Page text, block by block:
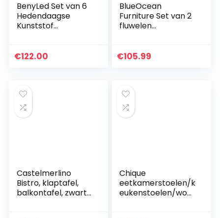
BenyLed Set van 6
Hedendaagse
Kunststof
Zijstoel voor
€122.00
BlueOcean
Furniture Set van 2
fluwelen
toonbank,
€105.99
Castelmerlino
Bistro, klaptafel,
balkontafel, zwarte
Chique
eetkamerstoelen/k
eukenstoelen/woo